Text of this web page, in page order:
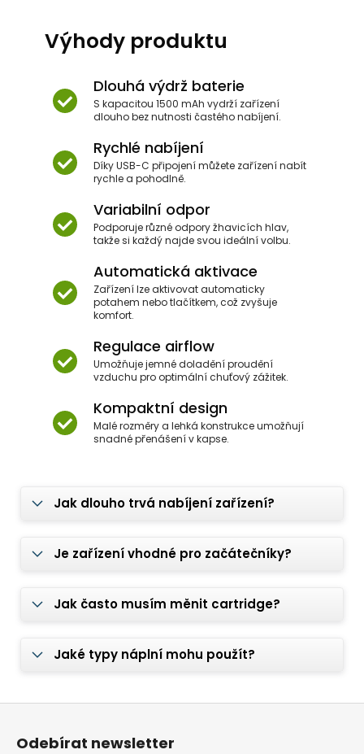
Výhody produktu
Dlouhá výdrž baterie
S kapacitou 1500 mAh vydrží zařízení
dlouho bez nutnosti častého nabíjení.
Rychlé nabíjení
Díky USB-C připojení můžete zařízení nabít
rychle a pohodlně.
Variabilní odpor
Podporuje různé odpory žhavicích hlav,
takže si každý najde svou ideální volbu.
Automatická aktivace
Zařízení lze aktivovat automaticky
potahem nebo tlačítkem, což zvyšuje
komfort.
Regulace airflow
Umožňuje jemné doladění proudění
vzduchu pro optimální chuťový zážitek.
Kompaktní design
Malé rozměry a lehká konstrukce umožňují
snadné přenášení v kapse.
Jak dlouho trvá nabíjení zařízení?
Je zařízení vhodné pro začátečníky?
Jak často musím měnit cartridge?
Jaké typy náplní mohu použít?
Z
Odebírat newsletter